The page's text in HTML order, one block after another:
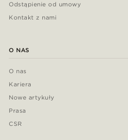
Odstąpienie od umowy
Kontakt z nami
O NAS
O nas
Kariera
Nowe artykuły
Prasa
CSR